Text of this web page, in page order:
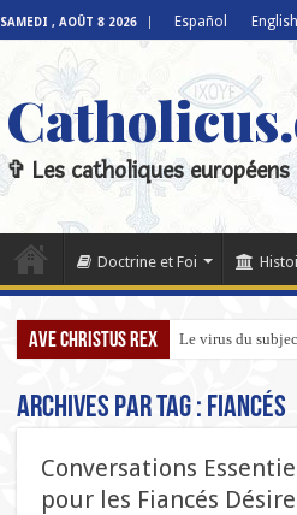
SAMEDI , AOÛT 8 2026 Español English
✞ Les catholiques européens
Doctrine et Foi
Ave Christus Rex Le virus du
Archives par tag : Fiancés
Conversations
pour les Fiancés